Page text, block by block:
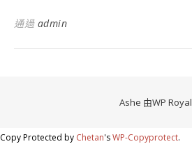
通過 admin
Ashe 由WP Royal
Copy Protected by Chetan'sWP-Copyprotect.